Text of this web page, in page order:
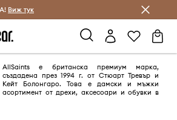
Спестявай с Answear Club
Виж тук
AllSaints е британска премиум марка,
създадена през 1994 г. от Стюарт Тревър и
Кейт Болонгаро. Това е дамски и мъжки
асортимент от дрехи, аксесоари и обувки в